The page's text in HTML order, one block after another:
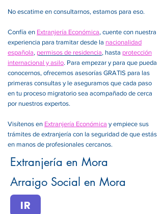
No escatime en consultarnos, estamos para eso.
Confía en Extranjería Económica, cuente con nuestra
experiencia para tramitar desde la nacionalidad
española, permisos de residencia, hasta protección
internacional y asilo. Para empezar y para que pueda
conocernos, ofrecemos asesorías GRATIS para las
primeras consultas y le aseguramos que cada paso
en tu proceso migratorio sea acompañado de cerca
por nuestros expertos.
Visítenos en Extranjería Económica y empiece sus
trámites de extranjería con la seguridad de que estás
en manos de profesionales cercanos.
Extranjería en Mora
Arraigo Social en Mora
IR